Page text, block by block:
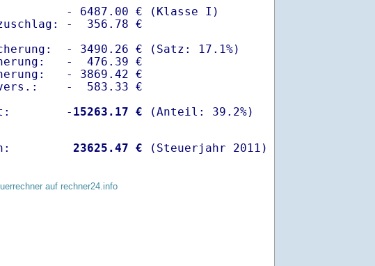
- 6487.00 € (Klasse I)
-  356.78 €
- 3490.26 € (Satz: 17.1%)
-  476.39 €
- 3869.42 €
-  583.33 €
- 15263.17 €
23625.47 € (Steuerjahr 2011)
auf rechner24.info